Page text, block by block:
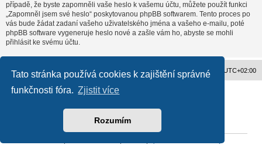
Tato stránka používá cookies k zajištění správné
funkčnosti fóra. Zjistit více
Rozumím
případě, že byste zapomněli vaše heslo k vašemu účtu, můžete použít funkci
„Zapomněl jsem své heslo“ poskytovanou phpBB softwarem. Tento proces po
vás bude žádat zadaní vašeho uživatelského jména a vašeho e-mailu, poté
phpBB software vygeneruje heslo nové a zašle vám ho, abyste se mohli
přihlásit ke svému účtu.
Obsah fóra Všechny časy jsou v UTC+02:00
Založeno naphpBB® Forum Software © phpBB Limited
Podmínky pro užívání